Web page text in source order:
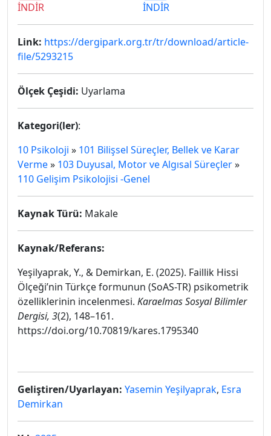
İNDİR İNDİR
Link: https://dergipark.org.tr/tr/download/article-
file/5293215
Ölçek Çeşidi: Uyarlama
Kategori(ler):
10 Psikoloji » 101 Bilişsel Süreçler, Bellek ve Karar
Verme» 103 Duyusal, Motor ve Algısal Süreçler»
110 Gelişim Psikolojisi -Genel
Kaynak Türü: Makale
Kaynak/Referans:
Yeşilyaprak, Y., & Demirkan, E. (2025). Faillik Hissi
Ölçeği’nin Türkçe formunun (SoAS-TR) psikometrik
özelliklerinin incelenmesi. Karaelmas Sosyal Bilimler
Dergisi, 3(2), 148–161.
https://doi.org/10.70819/kares.1795340
Geliştiren/Uyarlayan: Yasemin Yeşilyaprak, Esra
Demirkan